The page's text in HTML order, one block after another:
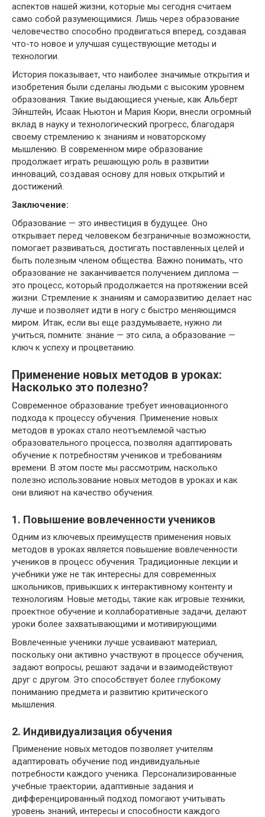
аспектов нашей жизни, которые мы сегодня считаем
само собой разумеющимися. Лишь через образование
человечество способно продвигаться вперед, создавая
что-то новое и улучшая существующие методы и
технологии.
История показывает, что наиболее значимые открытия и
изобретения были сделаны людьми с высоким уровнем
образования. Такие выдающиеся ученые, как Альберт
Эйнштейн, Исаак Ньютон и Мария Кюри, внесли огромный
вклад в науку и технологический прогресс, благодаря
своему стремлению к знаниям и новаторскому
мышлению. В современном мире образование
продолжает играть решающую роль в развитии
инноваций, создавая основу для новых открытий и
достижений.
Заключение:
Образование — это инвестиция в будущее. Оно
открывает перед человеком безграничные возможности,
помогает развиваться, достигать поставленных целей и
быть полезным членом общества. Важно понимать, что
образование не заканчивается получением диплома —
это процесс, который продолжается на протяжении всей
жизни. Стремление к знаниям и саморазвитию делает нас
лучше и позволяет идти в ногу с быстро меняющимся
миром. Итак, если вы еще раздумываете, нужно ли
учиться, помните: знание — это сила, а образование —
ключ к успеху и процветанию.
Применение новых методов в уроках:
Насколько это полезно?
Современное образование требует инновационного
подхода к процессу обучения. Применение новых
методов в уроках стало неотъемлемой частью
образовательного процесса, позволяя адаптировать
обучение к потребностям учеников и требованиям
времени. В этом посте мы рассмотрим, насколько
полезно использование новых методов в уроках и как
они влияют на качество обучения.
1. Повышение вовлеченности учеников
Одним из ключевых преимуществ применения новых
методов в уроках является повышение вовлеченности
учеников в процесс обучения. Традиционные лекции и
учебники уже не так интересны для современных
школьников, привыкших к интерактивному контенту и
технологиям. Новые методы, такие как игровые техники,
проектное обучение и коллаборативные задачи, делают
уроки более захватывающими и мотивирующими.
Вовлеченные ученики лучше усваивают материал,
поскольку они активно участвуют в процессе обучения,
задают вопросы, решают задачи и взаимодействуют
друг с другом. Это способствует более глубокому
пониманию предмета и развитию критического
мышления.
2. Индивидуализация обучения
Применение новых методов позволяет учителям
адаптировать обучение под индивидуальные
потребности каждого ученика. Персонализированные
учебные траектории, адаптивные задания и
дифференцированный подход помогают учитывать
уровень знаний, интересы и способности каждого